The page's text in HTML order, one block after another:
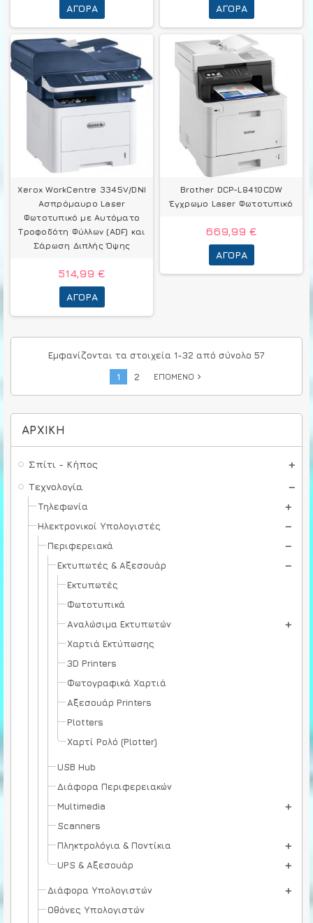
ΑΡΧΙΚΉ
Σπίτι - Κήπος
Τεχνολογία
Τηλεφωνία
Ηλεκτρονικοί Υπολογιστές
Περιφερειακά
Εκτυπωτές & Αξεσουάρ
Εκτυπωτές
Φωτοτυπικά
Αναλώσιμα Εκτυπωτών
Χαρτιά Εκτύπωσης
3D Printers
Φωτογραφικά Χαρτιά
Αξεσουάρ Printers
Plotters
Χαρτί Ρολό (Plotter)
USB Hub
Διάφορα Περιφερειακών
Multimedia
Scanners
Πληκτρολόγια & Ποντίκια
UPS & Αξεσουάρ
Διάφορα Υπολογιστών
Οθόνες Υπολογιστών
ΑΓΟΡΆ ΑΓΟΡΆ
Xerox WorkCentre 3345V/DNI
Ασπρόμαυρο Laser
Φωτοτυπικό με Αυτόματο
Τροφοδότη Φύλλων (ADF) και
Σάρωση Διπλής Όψης
514,99 €
ΑΓΟΡΆ
Brother DCP-L8410CDW
Έγχρωμο Laser Φωτοτυπικό
669,99 €
ΑΓΟΡΆ
Εμφανίζονται τα στοιχεία 1-32 από σύνολο 57
1
2 ΕΠΌΜΕΝΟ navigate_next